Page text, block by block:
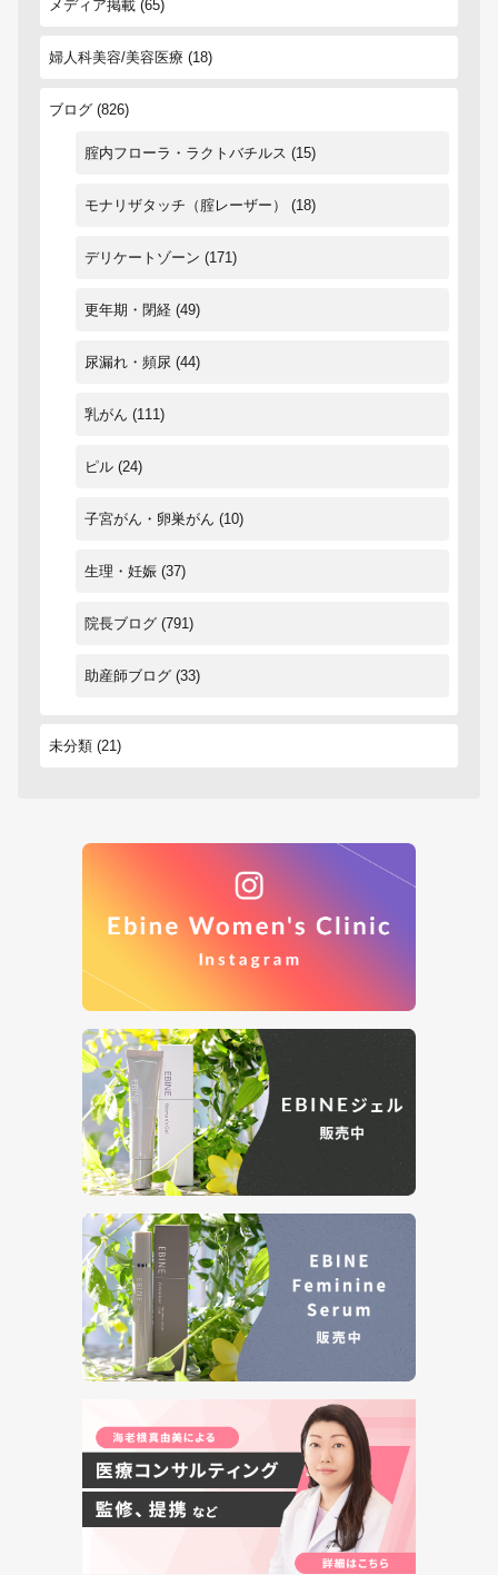
メディア掲載 (65)
婦人科美容/美容医療 (18)
ブログ (826)
腟内フローラ・ラクトバチルス (15)
モナリザタッチ（腟レーザー） (18)
デリケートゾーン (171)
更年期・閉経 (49)
尿漏れ・頻尿 (44)
乳がん (111)
ピル (24)
子宮がん・卵巣がん (10)
生理・妊娠 (37)
院長ブログ (791)
助産師ブログ (33)
未分類 (21)